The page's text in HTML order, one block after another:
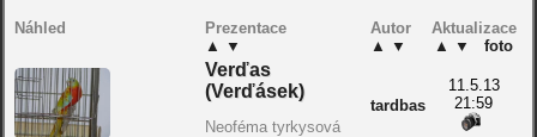
Náhled
Prezentace
▲ ▼
Autor
▲ ▼
Aktualizace
▲ ▼ foto
Verďas
(Verďásek)
Neoféma tyrkysová
tardbas
11.5.13
21:59